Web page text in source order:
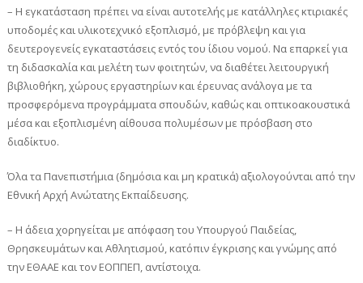
– Η εγκατάσταση πρέπει να είναι αυτοτελής με κατάλληλες κτιριακές
υποδομές και υλικοτεχνικό εξοπλισμό, με πρόβλεψη και για
δευτερογενείς εγκαταστάσεις εντός του ίδιου νομού. Να επαρκεί για
τη διδασκαλία και μελέτη των φοιτητών, να διαθέτει λειτουργική
βιβλιοθήκη, χώρους εργαστηρίων και έρευνας ανάλογα με τα
προσφερόμενα προγράμματα σπουδών, καθώς και οπτικοακουστικά
μέσα και εξοπλισμένη αίθουσα πολυμέσων με πρόσβαση στο
διαδίκτυο.
Όλα τα Πανεπιστήμια (δημόσια και μη κρατικά) αξιολογούνται από την
Εθνική Αρχή Ανώτατης Εκπαίδευσης.
– Η άδεια χορηγείται με απόφαση του Υπουργού Παιδείας,
Θρησκευμάτων και Αθλητισμού, κατόπιν έγκρισης και γνώμης από
την ΕΘΑΑΕ και τον ΕΟΠΠΕΠ, αντίστοιχα.